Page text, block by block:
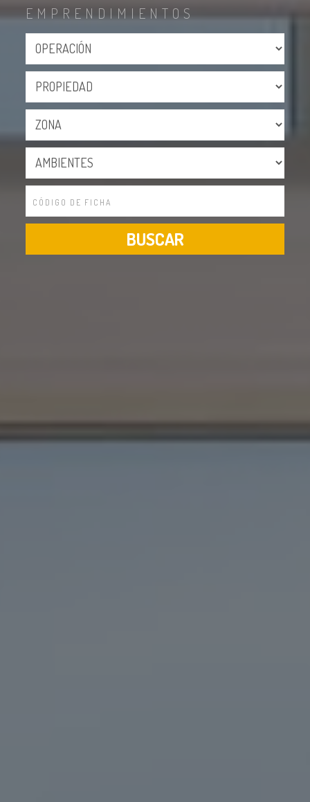
EMPRENDIMIENTOS